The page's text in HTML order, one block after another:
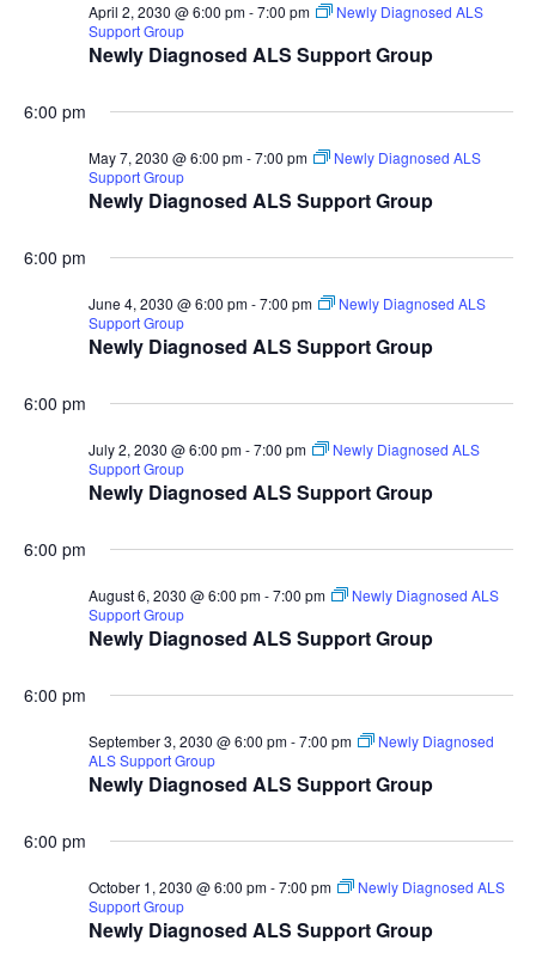
Newly Diagnosed ALS Support Group
April 2, 2030 @ 6:00 pm-7:00 pm
Newly Diagnosed ALS
Support Group
6:00 pm
Newly Diagnosed ALS Support Group
May 7, 2030 @ 6:00 pm-7:00 pm
Newly Diagnosed ALS
Support Group
6:00 pm
Newly Diagnosed ALS Support Group
June 4, 2030 @ 6:00 pm-7:00 pm
Newly Diagnosed ALS
Support Group
6:00 pm
Newly Diagnosed ALS Support Group
July 2, 2030 @ 6:00 pm-7:00 pm
Newly Diagnosed ALS
Support Group
6:00 pm
Newly Diagnosed ALS Support Group
August 6, 2030 @ 6:00 pm-7:00 pm
Newly Diagnosed ALS
Support Group
6:00 pm
Newly Diagnosed ALS Support Group
September 3, 2030 @ 6:00 pm-7:00 pm
Newly Diagnosed
ALS Support Group
6:00 pm
Newly Diagnosed ALS Support Group
October 1, 2030 @ 6:00 pm-7:00 pm
Newly Diagnosed ALS
Support Group